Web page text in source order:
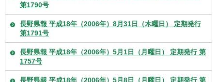
第1790号
長野県報 平成18年（2006年）8月31日（木曜日） 定期発行
第1791号
長野県報 平成18年（2006年）5月1日（月曜日） 定期発行 第
1757号
長野県報 平成18年（2006年）5月8日（月曜日） 定期発行 第